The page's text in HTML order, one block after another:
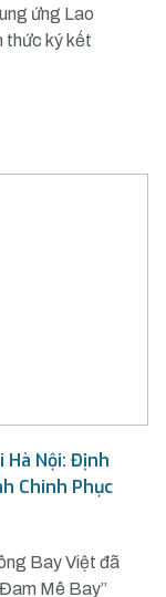
ứng Lao
thức ký kết
Hà Nội: Định
Chinh Phục
Bay Việt đã
Mê Bay”